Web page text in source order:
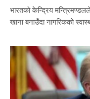
भारतको केन्द्रिय
खाना बनाउँदा नागरिकको